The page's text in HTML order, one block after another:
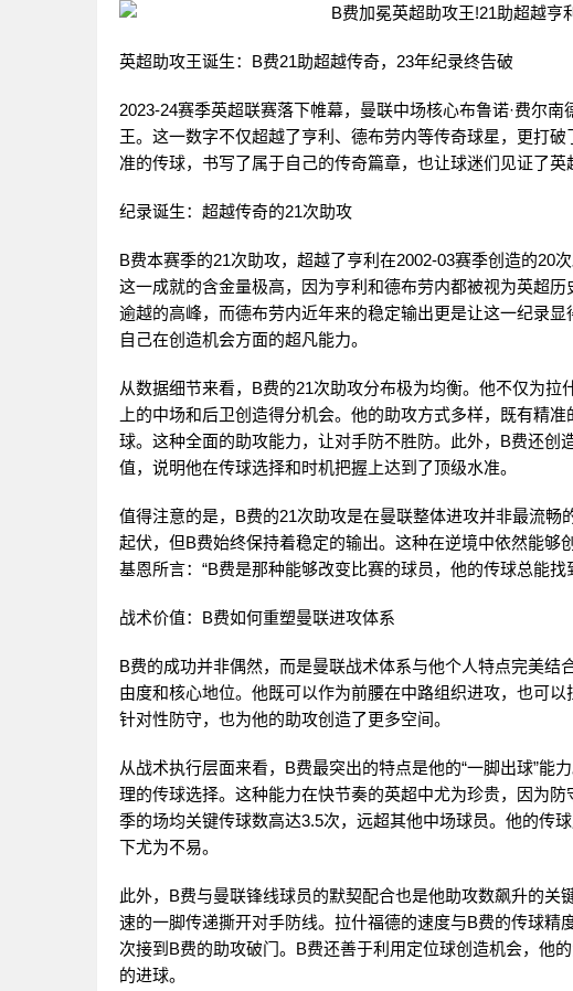
英超助攻王诞生：B费21助超越传奇，23年纪录终告破
2023-24赛季英超联赛落下帷幕，曼联中场核心布鲁诺·费尔
王。这一数字不仅超越了亨利、德布劳内等传奇球星，更打
准的传球，书写了属于自己的传奇篇章，也让球迷们见证了英
纪录诞生：超越传奇的21次助攻
B费本赛季的21次助攻，超越了亨利在2002-03赛季创造的20
这一成就的含金量极高，因为亨利和德布劳内都被视为英超
逾越的高峰，而德布劳内近年来的稳定输出更是让这一纪录
自己在创造机会方面的超凡能力。
从数据细节来看，B费的21次助攻分布极为均衡。他不仅为
上的中场和后卫创造得分机会。他的助攻方式多样，既有精
球。这种全面的助攻能力，让对手防不胜防。此外，B费还创
值，说明他在传球选择和时机把握上达到了顶级水准。
值得注意的是，B费的21次助攻是在曼联整体进攻并非最流
起伏，但B费始终保持着稳定的输出。这种在逆境中依然能够
基恩所言：“B费是那种能够改变比赛的球员，他的传球总能
战术价值：B费如何重塑曼联进攻体系
B费的成功并非偶然，而是曼联战术体系与他个人特点完美
由度和核心地位。他既可以作为前腰在中路组织进攻，也可
针对性防守，也为他的助攻创造了更多空间。
从战术执行层面来看，B费最突出的特点是他的“一脚出球”
理的传球选择。这种能力在快节奏的英超中尤为珍贵，因为
季的场均关键传球数高达3.5次，远超其他中场球员。他的传
下尤为不易。
此外，B费与曼联锋线球员的默契配合也是他助攻数飙升的关
速的一脚传递撕开对手防线。拉什福德的速度与B费的传球
次接到B费的助攻破门。B费还善于利用定位球创造机会，他
的进球。